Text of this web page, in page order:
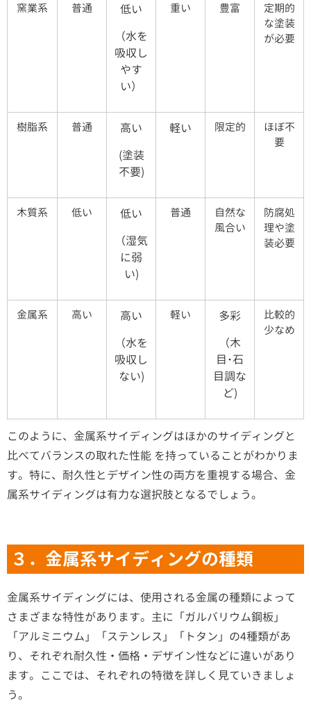
窯業系 普通
低い
（水を
吸収し
やす
い）
重い 豊富
定期的
な塗装
が必要
樹脂系 普通
高い
(塗装
不要)
軽い 限定的
ほぼ不
要
木質系 低い
低い
（湿気
に弱
い)
普通
自然な
風合い
防腐処
理や塗
装必要
金属系 高い
高い
（水を
吸収し
ない)
軽い
多彩
（木
目･石
目調な
ど)
比較的
少なめ
このように、金属系サイディングはほかのサイディングと
比べてバランスの取れた性能 を持っていることがわかりま
す。特に、耐久性とデザイン性の両方を重視する場合、金
属系サイディングは有力な選択肢となるでしょう。
３．金属系サイディングの種類
金属系サイディングには、使用される金属の種類によって
さまざまな特性があります。主に「ガルバリウム鋼板」
「アルミニウム」「ステンレス」「トタン」の4種類があ
り、それぞれ耐久性・価格・デザイン性などに違いがあり
ます。ここでは、それぞれの特徴を詳しく見ていきましょ
う。